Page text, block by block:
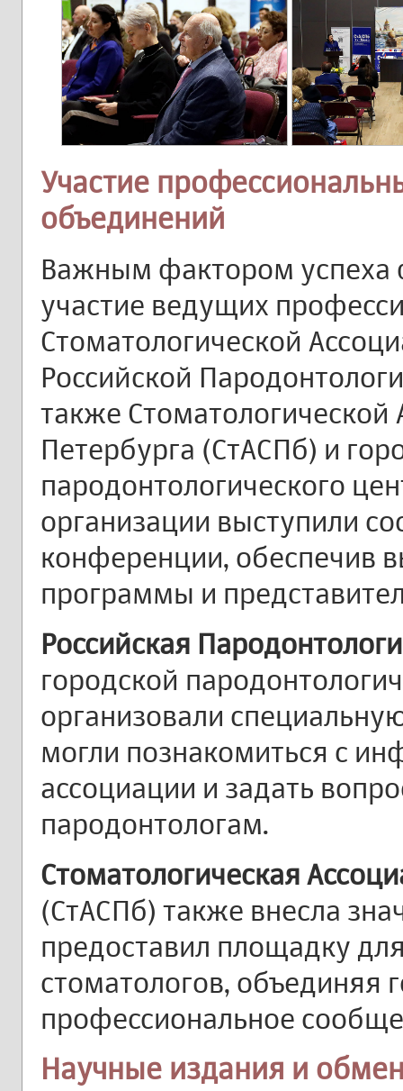
Участие
объединений
Важным фактором успеха
участие ведущих
Стоматологической
Российской
также Стоматологической
Петербурга (СтАСПб) и
пародонтологического
организации выступили
конференции, обеспечив
программы и
Российская
городской
организовали
могли познакомиться с
ассоциации и задать
пародонтологам.
Стоматологическая
(СтАСПб) также внесла
предоставил площадку
стоматологов, объединяя
профессиональное
Научные издания и